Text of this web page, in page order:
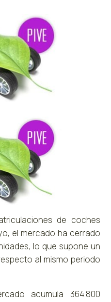
de coches
el mercado ha cerrado
lo que supone un
al mismo periodo
acumula 364.800